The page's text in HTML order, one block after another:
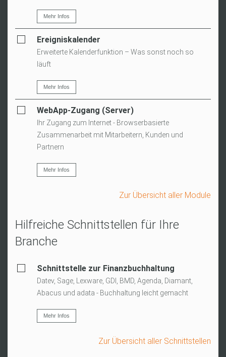
Mehr Infos
Ereigniskalender
Erweiterte Kalenderfunktion – Was sonst noch so
läuft
Mehr Infos
WebApp-Zugang (Server)
Ihr Zugang zum Internet - Browserbasierte
Zusammenarbeit mit Mitarbeitern, Kunden und
Partnern
Mehr Infos
Zur Übersicht aller Module
Hilfreiche Schnittstellen für Ihre
Branche
Schnittstelle zur Finanzbuchhaltung
Datev, Sage, Lexware, GDI, BMD, Agenda, Diamant,
Abacus und adata - Buchhaltung leicht gemacht
Mehr Infos
Zur Übersicht aller Schnittstellen